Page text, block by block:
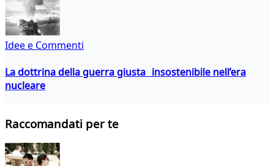
Idee e Commenti
La dottrina della guerra giusta insostenibile nell’era
nucleare
Raccomandati per te